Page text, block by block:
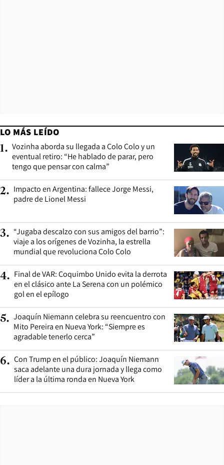
LO MÁS LEÍDO
1. Vozinha aborda su llegada a Colo Colo y un
eventual retiro: “He hablado de parar, pero
tengo que pensar con calma”
2. Impacto en Argentina: fallece Jorge Messi,
padre de Lionel Messi
3. “Jugaba descalzo con sus amigos del barrio”:
viaje a los orígenes de Vozinha, la estrella
mundial que revoluciona Colo Colo
4. Final de VAR: Coquimbo Unido evita la derrota
en el clásico ante La Serena con un polémico
gol en el epílogo
5. Joaquín Niemann celebra su reencuentro con
Mito Pereira en Nueva York: “Siempre es
agradable tenerlo cerca”
6. Con Trump en el público: Joaquín Niemann
saca adelante una dura jornada y llega como
líder a la última ronda en Nueva York